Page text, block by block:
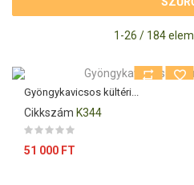
1-26 / 184
Gyöngykavicsos kültéri...
Cikkszám K344
Ár
51 000 FT